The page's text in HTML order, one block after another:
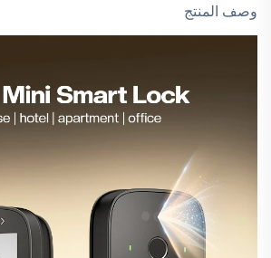
وصف المنتج